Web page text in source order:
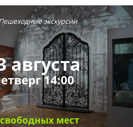
экскурсии
августа
14:00
мест